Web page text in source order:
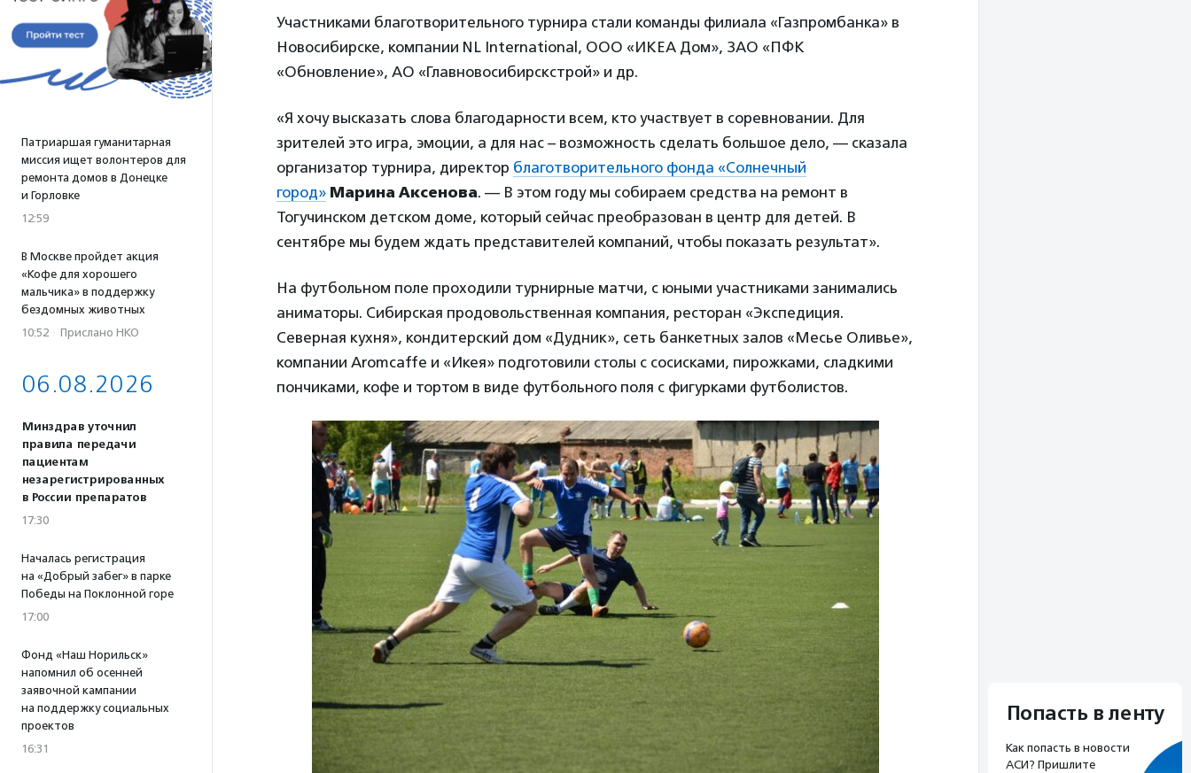
Патриаршая гуманитарная
миссия ищет волонтеров для
ремонта домов в Донецке
и Горловке
12:59
В Москве пройдет акция
«Кофе для хорошего
мальчика» в поддержку
бездомных животных
10:52 · Прислано НКО
06.08.2026
Минздрав уточнил
правила передачи
пациентам
незарегистрированных
в России препаратов
17:30
Началась регистрация
на «Добрый забег» в парке
Победы на Поклонной горе
17:00
Фонд «Наш Норильск»
напомнил об осенней
заявочной кампании
на поддержку социальных
проектов
16:31
Участниками благотворительного турнира стали команды филиала «Газпромбанка» в
Новосибирске, компании NL International, ООО «ИКЕА Дом», ЗАО «ПФК
«Обновление», АО «Главновосибирскстрой» и др.
«Я хочу высказать слова благодарности всем, кто участвует в соревновании. Для
зрителей это игра, эмоции, а для нас – возможность сделать большое дело, — сказала
организатор турнира, директор благотворительного фонда «Солнечный
город» Марина Аксенова. — В этом году мы собираем средства на ремонт в
Тогучинском детском доме, который сейчас преобразован в центр для детей. В
сентябре мы будем ждать представителей компаний, чтобы показать результат».
На футбольном поле проходили турнирные матчи, с юными участниками занимались
аниматоры. Сибирская продовольственная компания, ресторан «Экспедиция.
Северная кухня», кондитерский дом «Дудник», сеть банкетных залов «Месье Оливье»,
компании Aromcaffe и «Икея» подготовили столы с сосисками, пирожками, сладкими
пончиками, кофе и тортом в виде футбольного поля с фигурками футболистов.
Попасть в ленту
Как попасть в новости
АСИ? Пришлите